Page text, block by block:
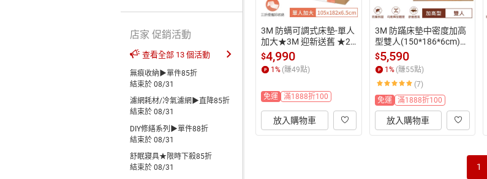
3M 防螨可調式床墊-單人
加大★3M 迎新送舊 ★29
9起免運
$4,990
1% (賺49點)
免運 滿1888折100
放入購物車
3M 防蹣床墊中密度加高
型雙人(150*186*6cm)｜
IBT防蹣認證｜台灣製造
｜免運★3M 迎新送舊 ★
299起免運
$5,590
1% (賺55點)
(7)
免運
滿1888折100
放入購物車
1
店家 促銷活動
查看全部 13 個活動
無痕收納▶單件85折
結束於 08/31
濾網耗材/冷氣濾網▶直降85折
結束於 08/31
DIY修繕系列▶單件88折
結束於 08/31
舒眠寢具★限時下殺85折
結束於 08/31